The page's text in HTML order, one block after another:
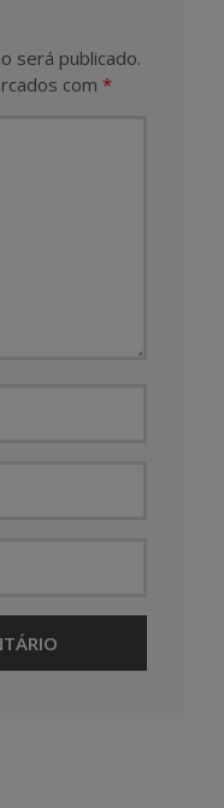
será publicado.
com *